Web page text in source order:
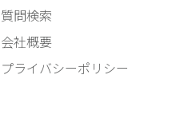
質問検索
会社概要
プライバシーポリシー